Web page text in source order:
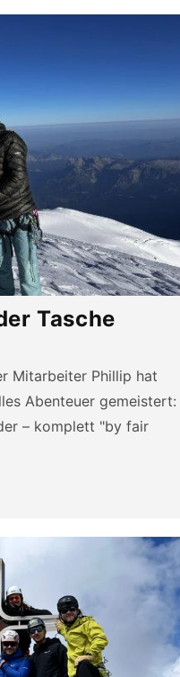
Tasche
Mitarbeiter Phillip hat
Abenteuer gemeistert:
– komplett "by fair